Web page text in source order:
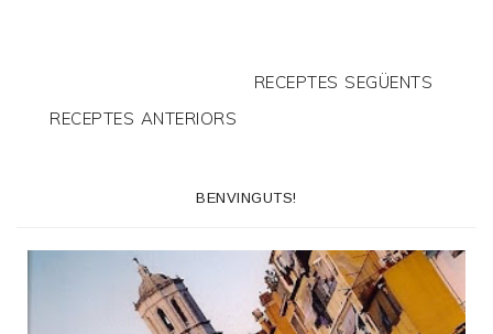
RECEPTES SEGÜENTS
RECEPTES ANTERIORS
BENVINGUTS!